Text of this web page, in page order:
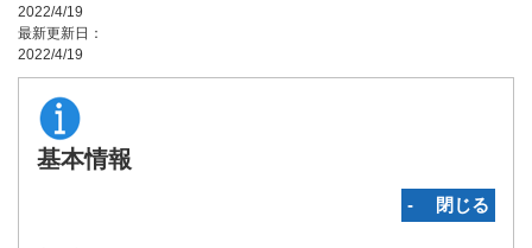
2022/4/19
最新更新日：
2022/4/19
基本情報
‐ 閉じる